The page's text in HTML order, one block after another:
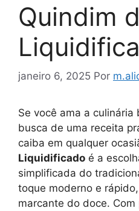
Quindim
janeiro 6, 2025 Por
Se você ama a culinária
busca de uma receita
caiba em qualquer
Liquidificado é a
simplificada do
toque moderno e
marcante do doce.